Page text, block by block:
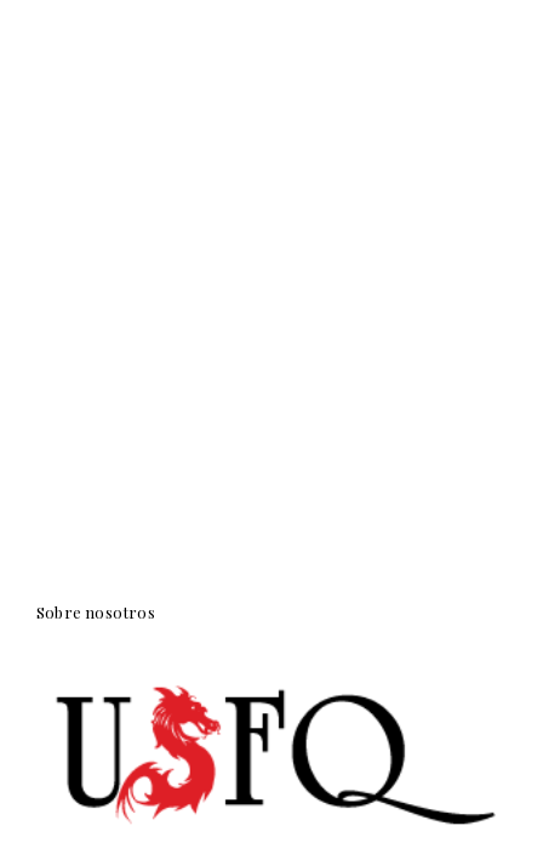
Sobre nosotros